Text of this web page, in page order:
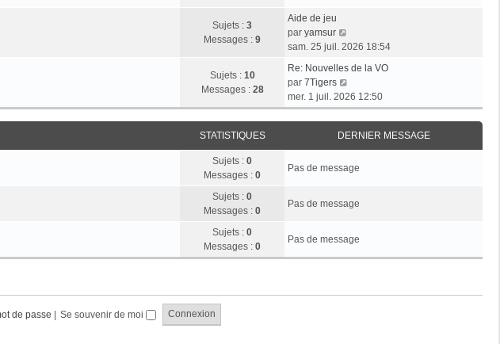
g
e
e
s
g
e
s
s
a
g
Sujets : 3
Messages : 9
Aide de jeu
par yamsur
o
r
e
e
i
r
s
s
sam. 25 juil. 2026 18:54
Sujets : 10
Messages : 28
Re: Nouvelles de la VO
par 7Tigers
o
i
r
l
e
d
n
e
s
mer. 1 juil. 2026 12:50
STATISTIQUES DERNIER MESSAGE
Sujets : 0
Messages : 0
Pas de message
Sujets : 0
Messages : 0
Pas de message
Sujets : 0
Messages : 0
Pas de message
de passe | Se souvenir de moi